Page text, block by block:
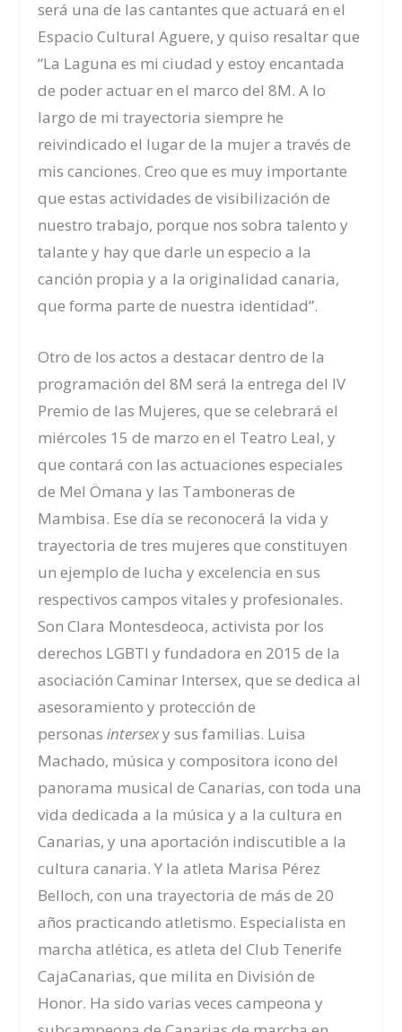
será una de las cantantes que actuará en el
Espacio Cultural Aguere, y quiso resaltar que
“La Laguna es mi ciudad y estoy encantada
de poder actuar en el marco del 8M. A lo
largo de mi trayectoria siempre he
reivindicado el lugar de la mujer a través de
mis canciones. Creo que es muy importante
que estas actividades de visibilización de
nuestro trabajo, porque nos sobra talento y
talante y hay que darle un especio a la
canción propia y a la originalidad canaria,
que forma parte de nuestra identidad”.
Otro de los actos a destacar dentro de la
programación del 8M será la entrega del IV
Premio de las Mujeres, que se celebrará el
miércoles 15 de marzo en el Teatro Leal, y
que contará con las actuaciones especiales
de Mel Ömana y las Tamboneras de
Mambisa. Ese día se reconocerá la vida y
trayectoria de tres mujeres que constituyen
un ejemplo de lucha y excelencia en sus
respectivos campos vitales y profesionales.
Son Clara Montesdeoca, activista por los
derechos LGBTI y fundadoraen 2015de la
asociación Caminar Intersex,que se dedica al
asesoramiento y protección de
personasintersexy sus familias. Luisa
Machado, música y compositora icono del
panorama musical de Canarias, con toda una
vida dedicada a la música y a la cultura en
Canarias, y una aportación indiscutible a la
cultura canaria. Y la atleta Marisa Pérez
Belloch, con una trayectoria de más de 20
años practicando atletismo. Especialista en
marcha atlética, es atleta del Club Tenerife
CajaCanarias, que milita en División de
Honor. Ha sido varias veces campeona y